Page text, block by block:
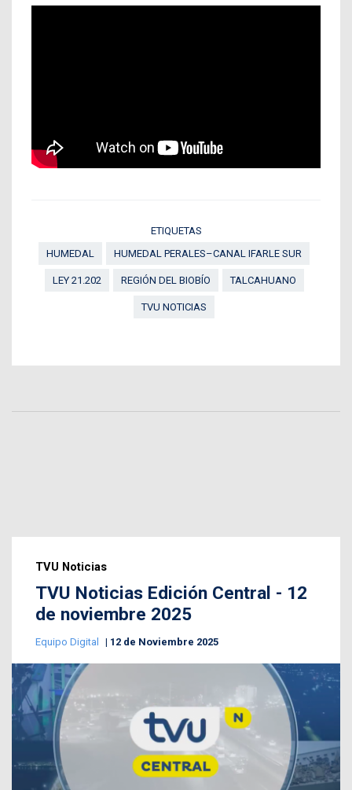
ETIQUETAS
HUMEDAL
HUMEDAL PERALES–CANAL IFARLE SUR
LEY 21.202 REGIÓN DEL BIOBÍO TALCAHUANO
TVU NOTICIAS
TVU Noticias
TVU Noticias Edición Central - 12
de noviembre 2025
Equipo Digital 12 de Noviembre 2025